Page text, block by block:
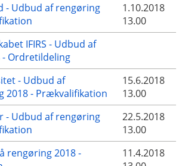
- Udbud af rengøring
1.10.2018
13.00
IFIRS - Udbud af
Ordretildeling
- Udbud af
2018 - Prækvalifikation
15.6.2018
13.00
- Udbud af rengøring
22.5.2018
13.00
rengøring 2018 -
11.4.2018